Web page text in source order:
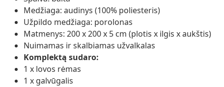
Medžiaga: audinys (100% poliesteris)
Užpildo medžiaga: porolonas
Matmenys: 200 x 200 x 5 cm (plotis x ilgis x aukštis)
Nuimamas ir skalbiamas užvalkalas
Komplektą sudaro:
1 x lovos rėmas
1 x galvūgalis